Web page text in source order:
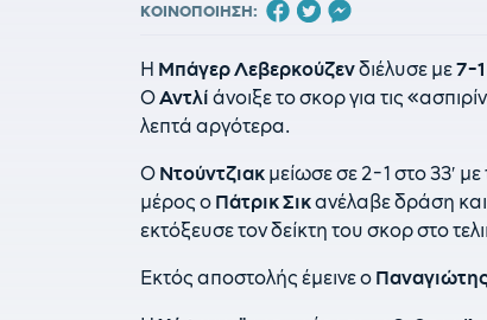
ΚΟΙΝΟΠΟΙΗΣΗ:
Η ΜπάγερΛεβερκούζενδιέλυσε με7-1
ΟΑντλί άνοιξε το σκορ για τις
λεπτά αργότερα.
Ο Ντούντζιακ μείωσε σε 2-1 στο 33′ με
μέρος ο ΠάτρικΣικανέλαβε δράση και
εκτόξευσε τον δείκτη του σκορ στο
Εκτός αποστολής έμεινε ο